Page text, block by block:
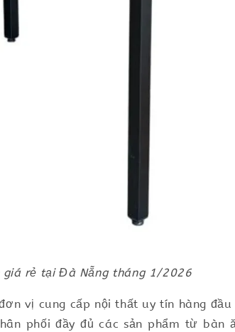
giá rẻ tại Đà Nẵng tháng 1/2026
vị cung cấp nội thất uy tín hàng
phối đầy đủ các sản phẩm từ bàn